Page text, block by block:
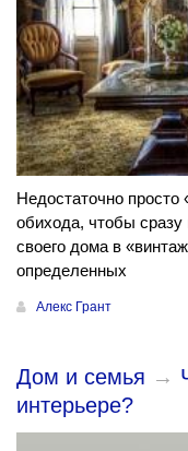
Недостаточно
обихода, чтобы сразу
своего дома в
определенных
Алекс Грант
Дом и семья →
интерьере?